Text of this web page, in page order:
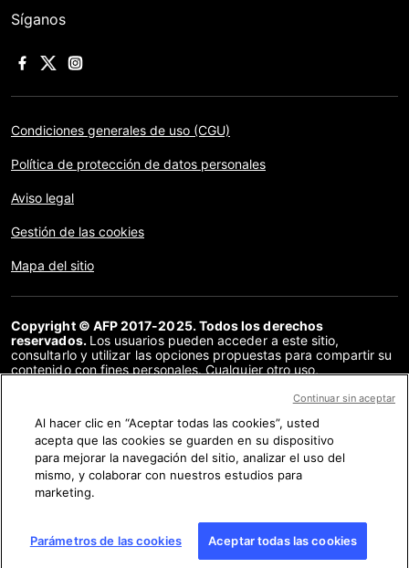
Síganos
Condiciones generales de uso (CGU)
Política de protección de datos personales
Aviso legal
Gestión de las cookies
Mapa del sitio
Copyright © AFP 2017-2025. Todos los derechos
reservados. Los usuarios pueden acceder a este sitio,
consultarlo y utilizar las opciones propuestas para compartir su
contenido con fines personales. Cualquier otro uso,
distribución del contenido de este sitio, en su totalidad o en
acuerdo específico firmado con la AFP, está estrictamente
prohibido. Los elementos analizados en cada verificación se
presentan o se enlazan en tanto en cuanto son necesarios para
la correcta comprensión de la verificación en cuestión. La AFP
no cuenta con derechos sobre los autores ni sobre los
propietarios del copyright de estos contenidos de terceras
Al hacer clic en “Aceptar todas las cookies”, usted
acepta que las cookies se guarden en su dispositivo
para mejorar la navegación del sitio, analizar el uso del
mismo, y colaborar con nuestros estudios para
marketing.
Parámetros de las cookies Aceptar todas las cookies
Continuar sin aceptar